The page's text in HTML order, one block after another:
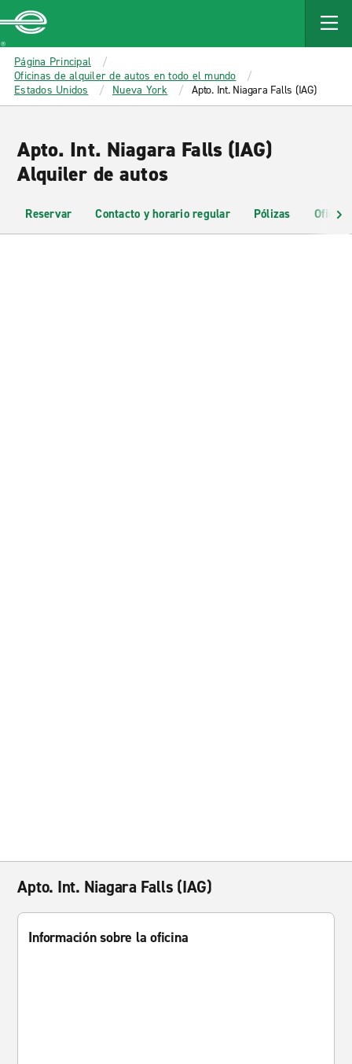
MAIN
CONTENT
Enterprise
Página Principal
Oficinas de alquiler de autos en todo el mundo
Estados Unidos
Nueva York Apto. Int. Niagara Falls (IAG)
Apto. Int. Niagara Falls (IAG)
Alquiler de autos
Reservar Contacto y horario regular Pólizas
Apto. Int. Niagara Falls (IAG)
Información sobre la oficina